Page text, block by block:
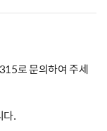
로 문의하여 주세
다.